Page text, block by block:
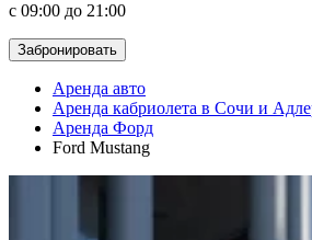
с 09:00 до 21:00
Забронировать
Аренда авто
Аренда кабриолета в Сочи и
Аренда Форд
Ford Mustang